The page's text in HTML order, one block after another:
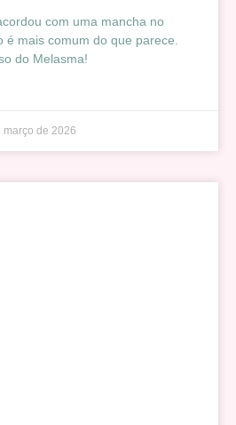
com uma mancha no
é mais comum do que parece.
do Melasma!
março de 2026